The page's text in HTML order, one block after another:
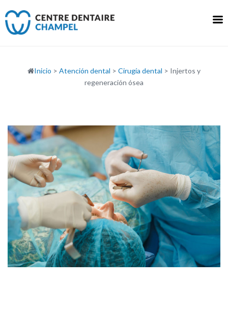
contenido
Inicio > Atención dental > Cirugía dental > Injertos y
regeneración ósea